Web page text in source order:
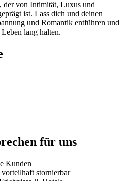
der von Intimität, Luxus und
ist. Lass dich und deinen
und Romantik entführen und
lang halten.
für uns
Kunden
stornierbar